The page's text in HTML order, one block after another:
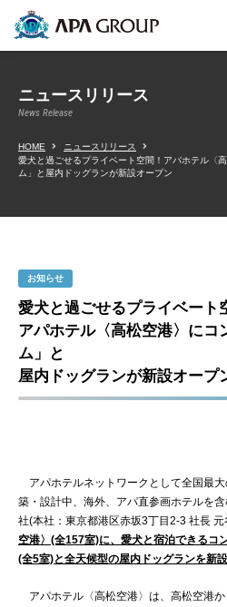
ニュースリリース
News Release
HOME
ニュースリリース
愛犬と過ごせるプライベート空間！アパホテル〈
ム」と屋内ドッグランが新設オープン
お知らせ
愛犬と過ごせるプライベート
アパホテル〈高松空港〉にコ
ム」と
屋内ドッグランが新設オープ
アパホテルネットワークとして全国最
築・設計中、海外、アパ直参画ホテルを
社(本社：東京都港区赤坂3丁目2‐3 社長 元
空港〉 (全157室)に、愛犬と宿泊できるコ
(全5室)と全天候型の屋内ドッグランを新
アパホテル〈高松空港〉は、高松空港